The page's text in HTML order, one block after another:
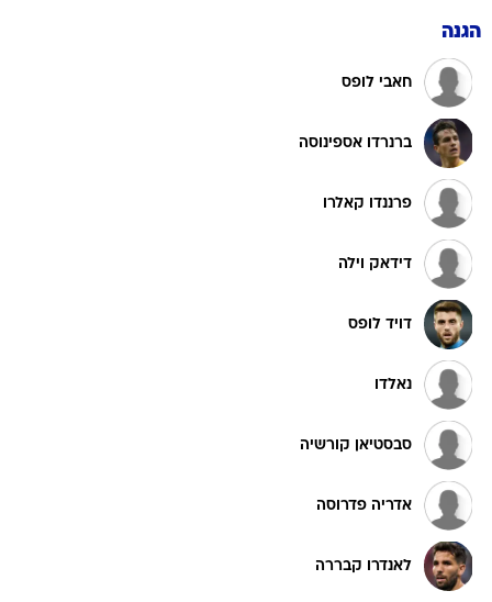
הגנה
חאבי לופס
ברנרדו אספינוסה
פרננדו קאלרו
דידאק וילה
דויד לופס
נאלדו
סבסטיאן קורשיה
אדריה פדרוסה
לאנדרו קבררה